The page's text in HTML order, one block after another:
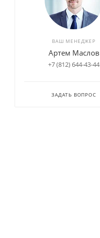
ВАШ МЕНЕДЖЕР
Артем Маслов
+7 (812) 644-43-44
ЗАДАТЬ ВОПРОС